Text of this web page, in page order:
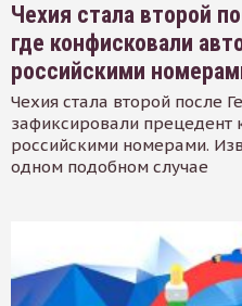
Чехия стала второй
где конфисковали
российскими
Чехия стала второй после
зафиксировали прецедент
российскими номерами.
одном подобном случае